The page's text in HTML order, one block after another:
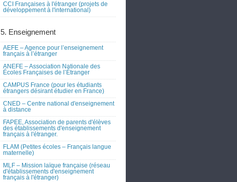
CCI Françaises à l'étranger (projets de
développement à l'international)
5. Enseignement
AEFE – Agence pour l’enseignement
français à l’étranger
ANEFE – Association Nationale des
Écoles Françaises de l’Étranger
CAMPUS France (pour les étudiants
étrangers désirant étudier en France)
CNED – Centre national d'enseignement
à distance
FAPEE, Association de parents d'élèves
des établissements d'enseignement
français à l'étranger.
FLAM (Petites écoles – Français langue
maternelle)
MLF – Mission laïque française (réseau
d'établissements d'enseignement
français à l'étranger)